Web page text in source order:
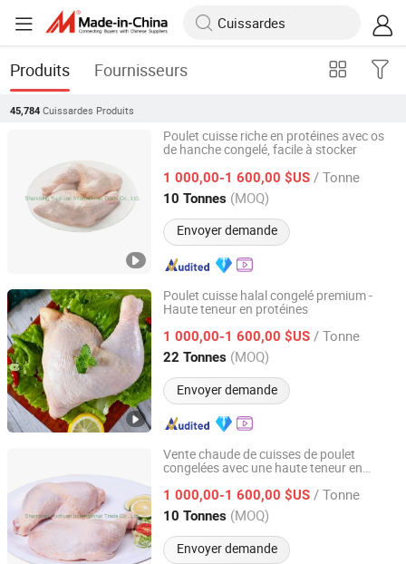
Produits Fournisseurs
45,784 Cuissardes Produits
Poulet cuisse riche en protéines avec os
de hanche congelé, facile à stocker
1 000,00-1 600,00 $US / Tonne
10 Tonnes (MOQ)
Envoyer demande
Shandong Yuchuan International Trade Co., Ltd.
Shandong, China Depuis 2022
Poulet cuisse halal congelé premium -
Haute teneur en protéines
1 000,00-1 600,00 $US / Tonne
22 Tonnes (MOQ)
Envoyer demande
Pintong International Trade (Qingdao) Co, Ltd.
Shandong, China Depuis 2025
Vente chaude de cuisses de poulet
congelées avec une haute teneur en
1 000,00-1 600,00 $US / Tonne
10 Tonnes (MOQ)
Envoyer demande
Shandong Yuchuan International Trade Co., Ltd.
Shandong, China Depuis 2022